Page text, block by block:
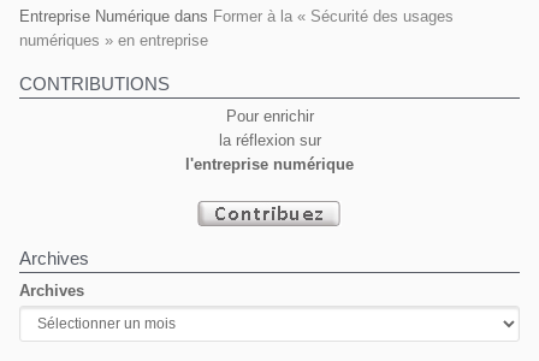
Entreprise Numériquedans Former à la « Sécurité des usages
numériques » en entreprise
CONTRIBUTIONS
Pour enrichir
la réflexion sur
l'entreprise numérique
Archives
Archives